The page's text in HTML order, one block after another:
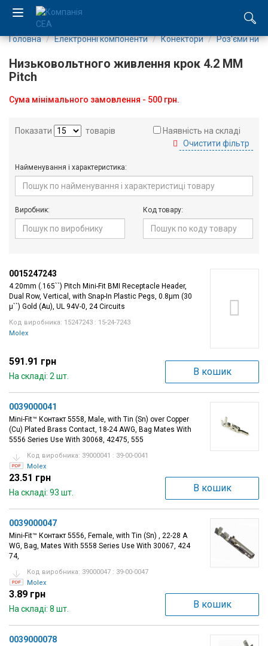
RU
Компанія
Каталог
Виробництво
Послуги
Новини
Вхід/
авторизація
Виробники
Контакти
Тех.
Підтримка
Блог
Головна Електронні компоненти Конектори Роз'єми
Низьковольтного живлення крок 4.2 ММ
Pitch
Сума мінімального замовлення - 500 грн.
Показати товарів
Наявність на складі
Очистити фільтр
Найменування і характеристика:
Виробник: Код товару:
0015247243
4.20mm (.165``) Pitch Mini-Fit BMI Receptacle Header,
Dual Row, Vertical, with Snap-In Plastic Pegs, 0.8µm (30
µ``) Gold (Au), UL 94V-0, 24 Circuits
Код виробника: 15247243 : 15-24-7243
Molex
591.91 грн
На складі: 2 шт. В кошик
0039000041
Mini-Fit™ Контакт 5558, Male, with Tin (Sn) over Copper
(Cu) Plated Brass Contact, 18-24 AWG, Bag Mates With
5556 Series Use With 30068, 42475, 555
Код виробника: 39000041 : 39-00-0041
Molex
23.51 грн
На складі: 93 шт. В кошик
0039000047
Mini-Fit™ Контакт 5556, Female, with Tin (Sn) , 22-28 A
WG, Bag, Mates With 5558 Series Use With 30067, 424
74,
Код виробника: 39000047 : 39-00-0047
Molex
3.89 грн
На складі: 8 шт. В кошик
0039000078